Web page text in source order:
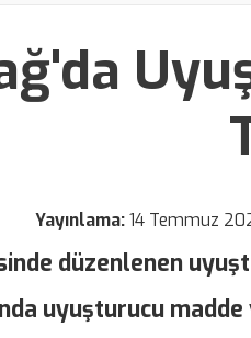
Yayınlama:14 Temmuz
düzenlenen
uyuşturucu